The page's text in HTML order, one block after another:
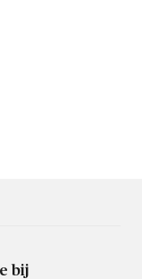
bij